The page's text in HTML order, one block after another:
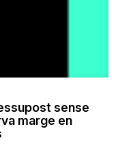
sense
marge en